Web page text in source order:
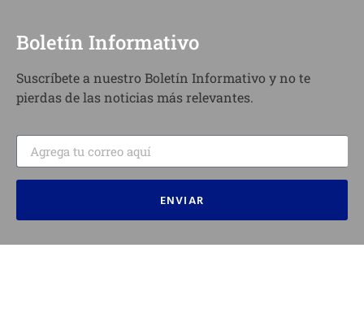
Boletín Informativo
Suscríbete a nuestro Boletín Informativo y no te
pierdas de las noticias más relevantes.
ENVIAR